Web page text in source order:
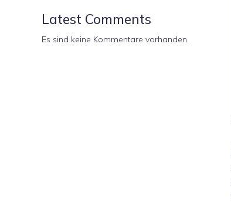
Latest Comments
Es sind keine Kommentare vorhanden.